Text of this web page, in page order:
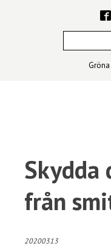
Skydda
från
20200313